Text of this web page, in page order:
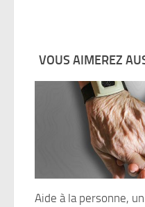
VOUS AIMEREZ
Aide à la personne,